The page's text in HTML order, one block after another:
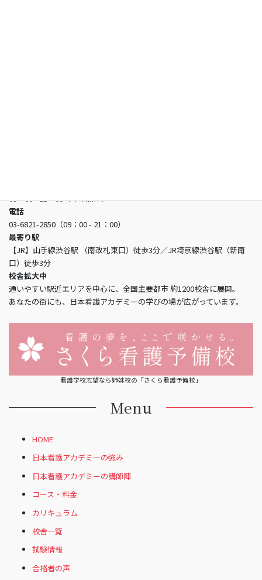
09：00 - 21：00（年中無休）
電話
03-6821-2850（09：00 - 21：00）
最寄り駅
【JR】山手線渋谷駅 （南改札東口）徒歩3分／JR埼京線渋谷駅（新南
口）徒歩3分
校舎拡大中
通いやすい駅近エリアを中心に、全国主要都市 約1200校舎に展開。
あなたの街にも、日本看護アカデミーの学びの場が広がっています。
看護学校志望なら姉妹校の「さくら看護予備校」
Menu
HOME
日本看護アカデミーの強み
日本看護アカデミーの講師陣
コース・料金
カリキュラム
校舎一覧
試験情報
合格者の声